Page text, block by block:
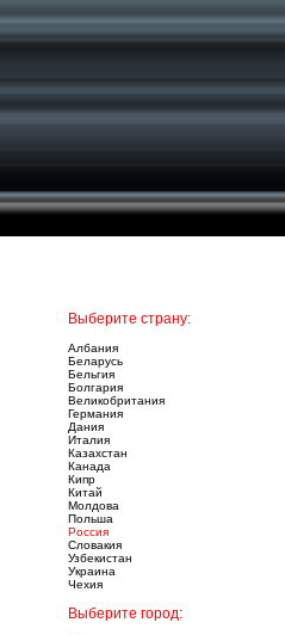
Выберите страну:
Албания
Беларусь
Бельгия
Болгария
Великобритания
Германия
Дания
Италия
Казахстан
Канада
Кипр
Китай
Молдова
Польша
Россия
Словакия
Узбекистан
Украина
Чехия
Выберите город: